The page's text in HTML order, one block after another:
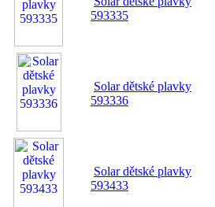
593335
Solar dětské plavky
593336
Solar dětské plavky
593433